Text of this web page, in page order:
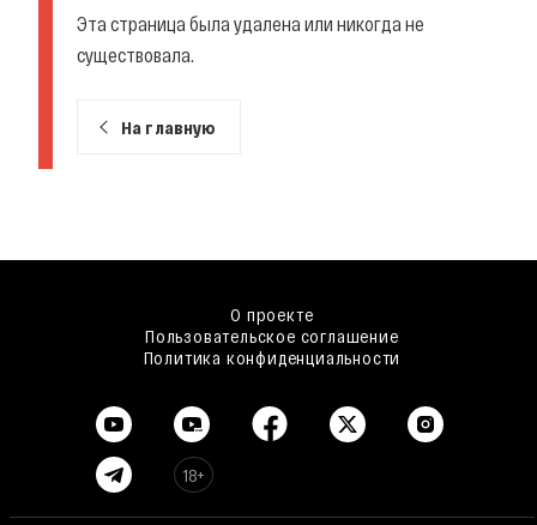
Эта страница была удалена или никогда не
существовала.
На главную
О проекте
Пользовательское соглашение
Политика конфиденциальности
18+